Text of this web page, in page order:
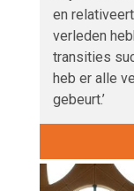
en
verleden
transities
heb er alle
gebeurt.’